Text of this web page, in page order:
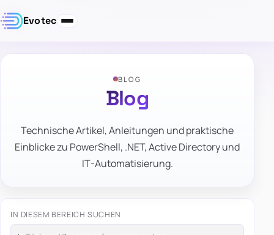
Evotec
BLOG
Blog
Technische Artikel, Anleitungen und praktische
Einblicke zu PowerShell, .NET, Active Directory und
IT-Automatisierung.
IN DIESEM BEREICH SUCHEN